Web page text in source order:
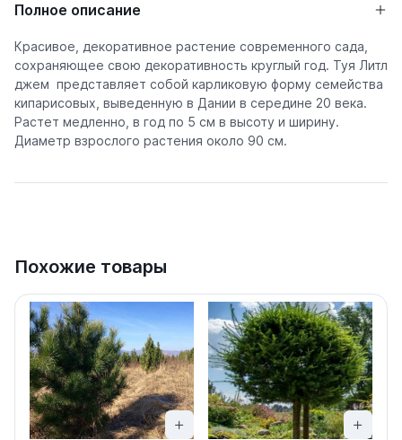
Полное описание
Красивое, декоративное растение современного сада,
сохраняющее свою декоративность круглый год. Туя Литл
джем представляет собой карликовую форму семейства
кипарисовых, выведенную в Дании в середине 20 века.
Растет медленно, в год по 5 см в высоту и ширину.
Диаметр взрослого растения около 90 см.
Похожие товары